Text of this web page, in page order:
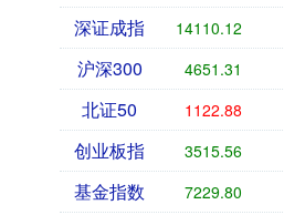
深证成指 14110.12
沪深300 4651.31
北证50 1122.88
创业板指 3515.56
基金指数 7229.80